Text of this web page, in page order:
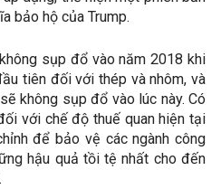
bảo hộ của Trump.
sụp đổ vào năm 2018 khi
tiên đối với thép và nhôm, và
không sụp đổ vào lúc này. Có
với chế độ thuế quan hiện tại
để bảo vệ các ngành công
hậu quả tồi tệ nhất cho đến